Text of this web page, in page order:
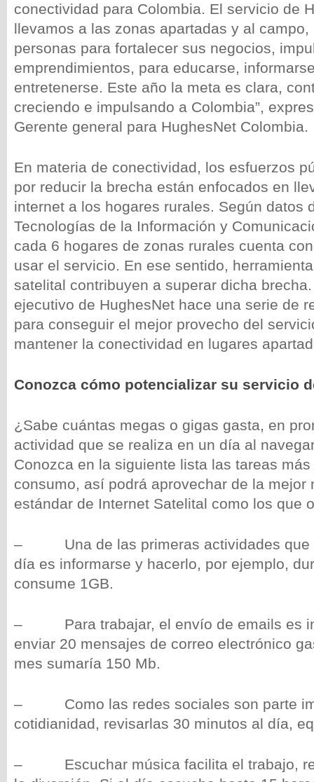
conectividad para Colombia. El servicio de
llevamos a las zonas apartadas y al
personas para fortalecer sus negocios,
emprendimientos, para educarse,
entretenerse. Este año la meta es clara,
creciendo e impulsando a Colombia”,
Gerente general para HughesNet Colombia.
En materia de conectividad, los esfuerzos
por reducir la brecha están enfocados en
internet a los hogares rurales. Según datos
Tecnologías de la Información y
cada 6 hogares de zonas rurales cuenta
usar el servicio. En ese sentido,
satelital contribuyen a superar dicha
ejecutivo de HughesNet hace una serie de
para conseguir el mejor provecho del
mantener la conectividad en lugares
Conozca cómo potencializar su servicio
¿Sabe cuántas megas o gigas gasta, en
actividad que se realiza en un día al
Conozca en la siguiente lista las tareas
consumo, así podrá aprovechar de la mejor
estándar de Internet Satelital como los que
– Una de las primeras actividades que
día es informarse y hacerlo, por ejemplo,
consume 1GB.
– Para trabajar, el envío de emails es
enviar 20 mensajes de correo electrónico
mes sumaría 150 Mb.
– Como las redes sociales son parte
cotidianidad, revisarlas 30 minutos al día,
– Escuchar música facilita el trabajo,